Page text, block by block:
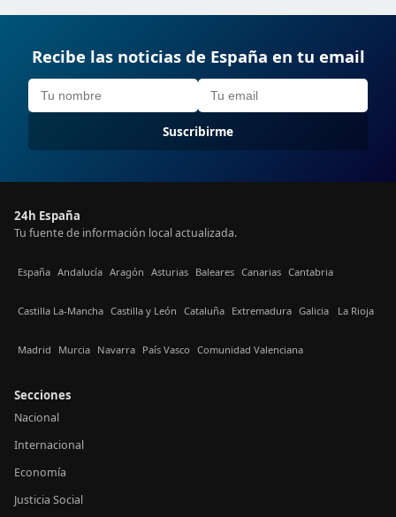
Recibe las noticias de España en tu email
Suscribirme
24h España
Tu fuente de información local actualizada.
España Andalucía Aragón Asturias Baleares Canarias Cantabria
Castilla La-Mancha Castilla y León Cataluña Extremadura Galicia La Rioja
Madrid Murcia Navarra País Vasco Comunidad Valenciana
Secciones
Nacional
Internacional
Economía
Justicia Social